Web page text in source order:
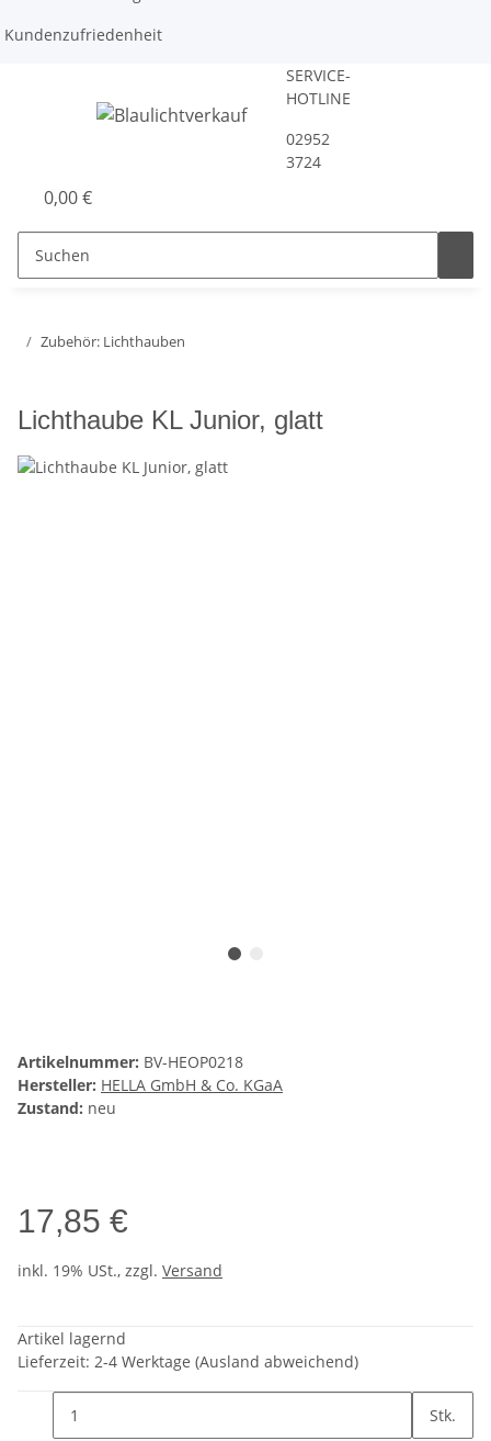
Kundenzufriedenheit
SERVICE-
HOTLINE
02952
3724
0,00 €
Zubehör: Lichthauben
Lichthaube KL Junior, glatt
Artikelnummer: BV-HEOP0218
Hersteller: HELLA GmbH & Co. KGaA
Zustand: neu
17,85 €
inkl. 19% USt., zzgl. Versand
Artikel lagernd
Lieferzeit: 2-4 Werktage (Ausland abweichend)
Stk.